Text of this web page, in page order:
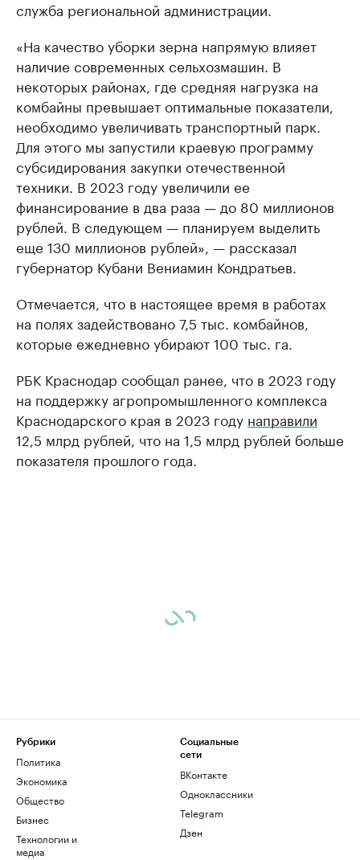
служба региональной администрации.
«На качество уборки зерна напрямую влияет
наличие современных сельхозмашин. В
некоторых районах, где средняя нагрузка на
комбайны превышает оптимальные показатели,
необходимо увеличивать транспортный парк.
Для этого мы запустили краевую программу
субсидирования закупки отечественной
техники. В 2023 году увеличили ее
финансирование в два раза — до 80 миллионов
рублей. В следующем — планируем выделить
еще 130 миллионов рублей», — рассказал
губернатор Кубани Вениамин Кондратьев.
Отмечается, что в настоящее время в работах
на полях задействовано 7,5 тыс. комбайнов,
которые ежедневно убирают 100 тыс. га.
РБК Краснодар сообщал ранее, что в 2023 году
на поддержку агропромышленного комплекса
Краснодарского края в 2023 году направили
12,5 млрд рублей, что на 1,5 млрд рублей больше
показателя прошлого года.
Рубрики
Политика
Экономика
Общество
Бизнес
Технологии и
медиа
Социальные
сети
ВКонтакте
Одноклассники
Telegram
Дзен